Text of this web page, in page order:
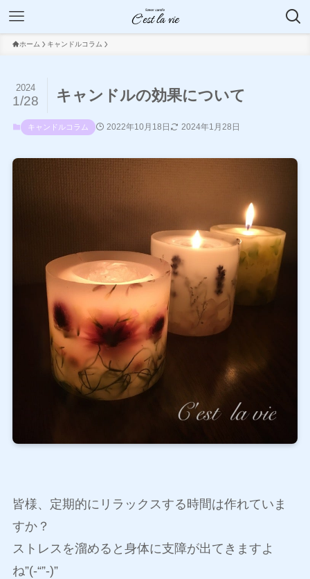
ホーム キャンドルコラム
キャンドルの効果について
2024
1/28
キャンドルコラム 2022年10月18日 2024年1月28日
皆様、定期的にリラックスする時間は作れていま
すか？
ストレスを溜めると身体に支障が出てきますよ
ね”(-“”-)”